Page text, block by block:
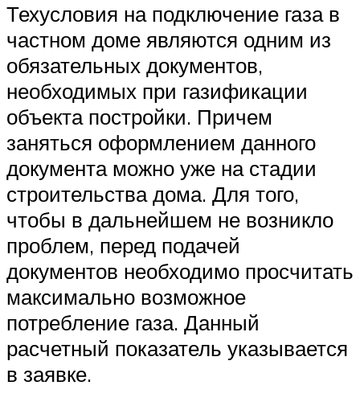
Техусловия на подключение газа в
частном доме являются одним из
обязательных документов,
необходимых при газификации
объекта постройки. Причем
заняться оформлением данного
документа можно уже на стадии
строительства дома. Для того,
чтобы в дальнейшем не возникло
проблем, перед подачей
документов необходимо просчитать
максимально возможное
потребление газа. Данный
расчетный показатель указывается
в заявке.